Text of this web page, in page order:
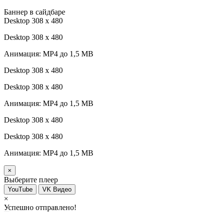
Баннер в сайдбаре
Desktop 308 х 480
Desktop 308 х 480
Анимация: MP4 до 1,5 MB
Desktop 308 х 480
Desktop 308 х 480
Анимация: MP4 до 1,5 MB
Desktop 308 х 480
Desktop 308 х 480
Анимация: MP4 до 1,5 MB
×
Выберите плеер
YouTube VK Видео
×
Успешно отправлено!